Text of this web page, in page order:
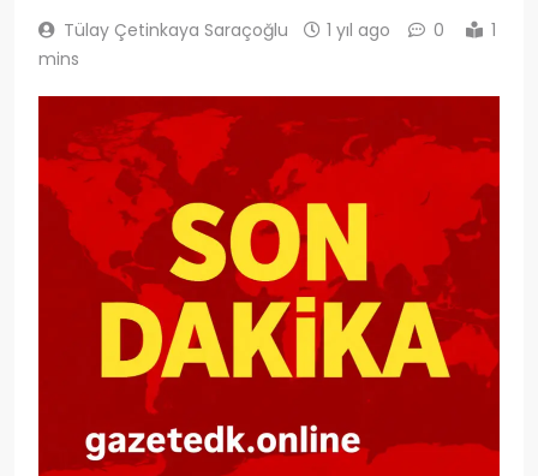
Tülay Çetinkaya Saraçoğlu 1 yıl ago 0
1
mins